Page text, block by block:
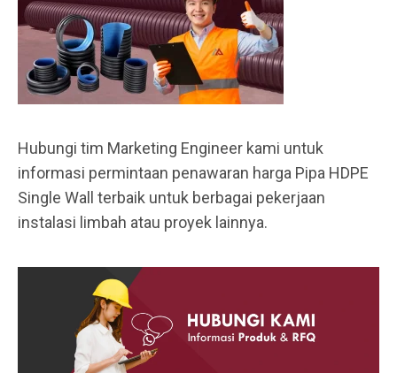
Hubungi tim Marketing Engineer kami untuk
informasi permintaan penawaran harga Pipa HDPE
Single Wall terbaik untuk berbagai pekerjaan
instalasi limbah atau proyek lainnya.